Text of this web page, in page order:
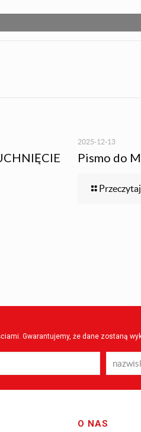
2025-12-13
Pismo do
Gwarantujemy, że dane zostaną
O NAS